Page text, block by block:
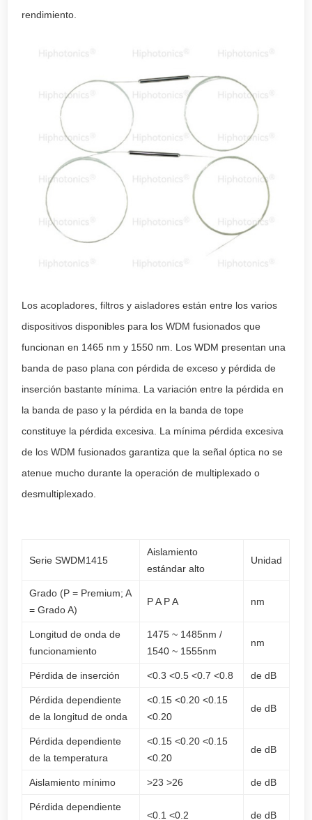
rendimiento.
Los acopladores, filtros y aisladores están entre los varios
dispositivos disponibles para los WDM fusionados que
funcionan en 1465 nm y 1550 nm. Los WDM presentan una
banda de paso plana con pérdida de exceso y pérdida de
inserción bastante mínima. La variación entre la pérdida en
la banda de paso y la pérdida en la banda de tope
constituye la pérdida excesiva. La mínima pérdida excesiva
de los WDM fusionados garantiza que la señal óptica no se
atenue mucho durante la operación de multiplexado o
desmultiplexado.
Serie SWDM1415
Aislamiento
estándar alto
Unidad
Grado (P = Premium; A
= Grado A)
P A P A nm
Longitud de onda de
funcionamiento
1475 ~ 1485nm /
1540 ~ 1555nm
nm
Pérdida de inserción <0.3 <0.5 <0.7 <0.8 de dB
Pérdida dependiente
de la longitud de onda
<0.15 <0.20 <0.15
<0.20
de dB
Pérdida dependiente
de la temperatura
<0.15 <0.20 <0.15
<0.20
de dB
Aislamiento mínimo >23 >26 de dB
Pérdida dependiente
<0.1 <0.2 de dB